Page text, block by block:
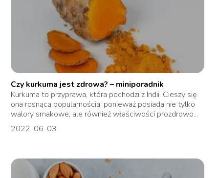
Czy kurkuma jest zdrowa? – miniporadnik
Kurkuma to przyprawa, która pochodzi z Indii. Cieszy się
ona rosnącą popularnością, ponieważ posiada nie tylko
walory smakowe, ale również właściwości prozdrowo...
2022-06-03